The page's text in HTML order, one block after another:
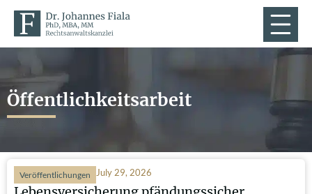
Öffentlichkeitsarbeit
Veröffentlichungen July 29, 2026